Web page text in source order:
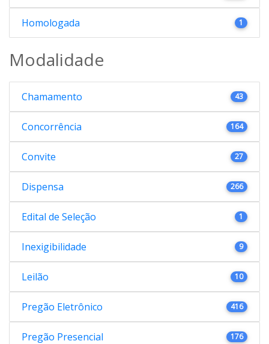
Homologada 1
Modalidade
Chamamento 43
Concorrência 164
Convite 27
Dispensa 266
Edital de Seleção 1
Inexigibilidade 9
Leilão 10
Pregão Eletrônico 416
Pregão Presencial 176